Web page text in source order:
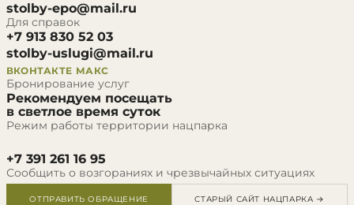
stolby-epo@mail.ru
Для справок
+7 913 830 52 03
stolby-uslugi@mail.ru
ВКОНТАКТЕ МАКС
Бронирование услуг
Рекомендуем посещать
в светлое время суток
Режим работы территории нацпарка
+7 391 261 16 95
Сообщить о возгораниях и чрезвычайных ситуациях
ОТПРАВИТЬ ОБРАЩЕНИЕ СТАРЫЙ САЙТ НАЦПАРКА →